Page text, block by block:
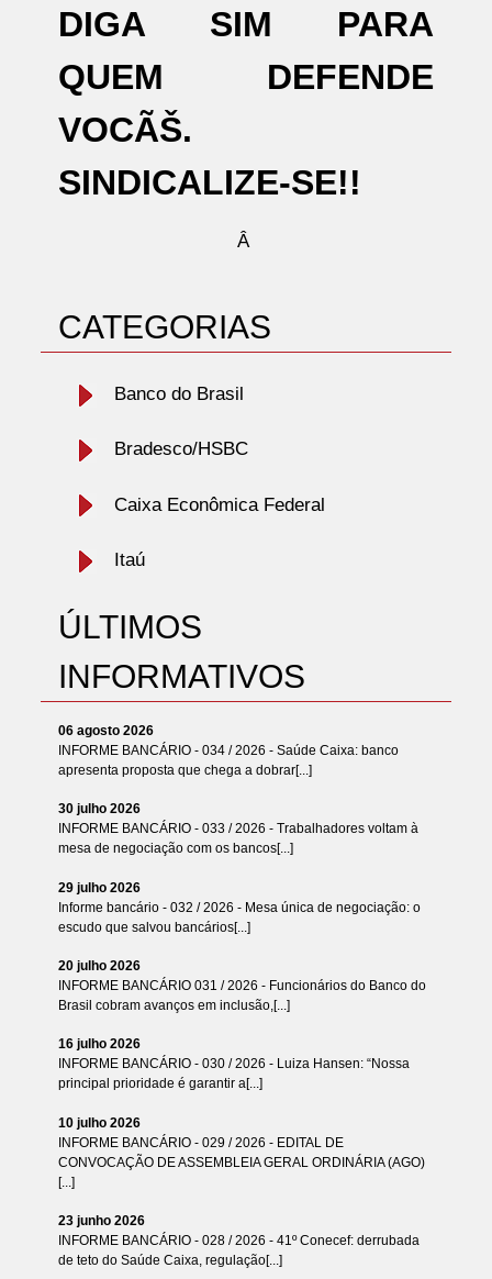
DIGA SIM PARA
QUEM DEFENDE
VOCÃŠ.
SINDICALIZE-SE!!
Â
CATEGORIAS
Banco do Brasil
Bradesco/HSBC
Caixa Econômica Federal
Itaú
ÚLTIMOS
INFORMATIVOS
06 agosto 2026
INFORME BANCÁRIO - 034 / 2026 - Saúde Caixa: banco
apresenta proposta que chega a dobrar[...]
30 julho 2026
INFORME BANCÁRIO - 033 / 2026 - Trabalhadores voltam à
mesa de negociação com os bancos[...]
29 julho 2026
Informe bancário - 032 / 2026 - Mesa única de negociação: o
escudo que salvou bancários[...]
20 julho 2026
INFORME BANCÁRIO 031 / 2026 - Funcionários do Banco do
Brasil cobram avanços em inclusão,[...]
16 julho 2026
INFORME BANCÁRIO - 030 / 2026 - Luiza Hansen: “Nossa
principal prioridade é garantir a[...]
10 julho 2026
INFORME BANCÁRIO - 029 / 2026 - EDITAL DE
CONVOCAÇÃO DE ASSEMBLEIA GERAL ORDINÁRIA (AGO)
[...]
23 junho 2026
INFORME BANCÁRIO - 028 / 2026 - 41º Conecef: derrubada
de teto do Saúde Caixa, regulação[...]